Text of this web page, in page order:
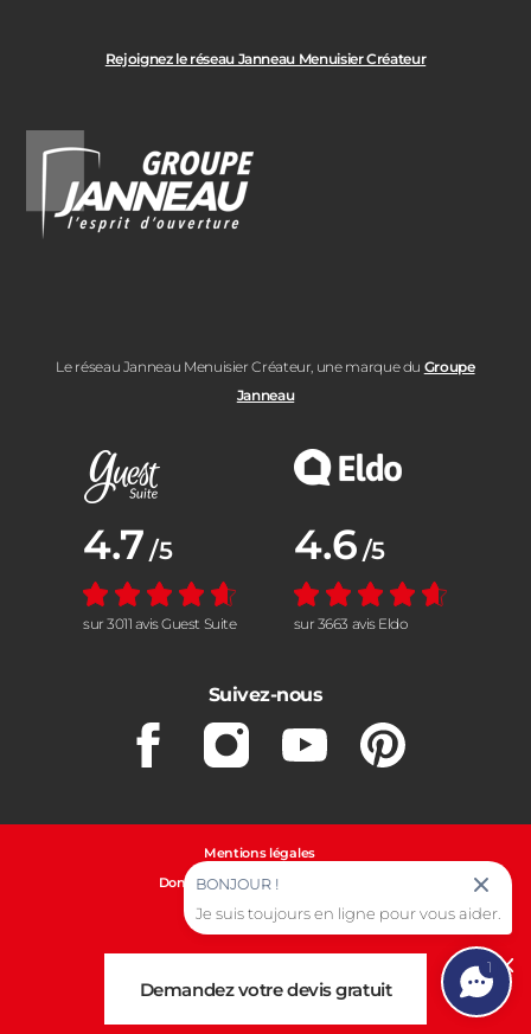
Rejoignez le réseau Janneau Menuisier Créateur
Le réseau Janneau Menuisier Créateur, une marque du Groupe
Janneau
Note moyenne :
4.7 /5
sur 3011 avis Guest Suite
Note moyenne :
4.6 /5
sur 3663 avis Eldo
Suivez-nous
FacebookInstagramYoutubePinterest
Mentions légales
Données personnelles et cookies
Gestion des cookies
Demandez votre devis gratuit
1
BONJOUR !
Je suis toujours en ligne pour vous aider.